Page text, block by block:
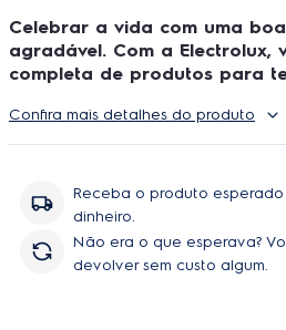
Celebrar a vida com uma
agradável. Com a Electrolux,
completa de produtos para
sua casa.
Integrados Electrolux
celebrações em casa sejam
ele, você ganha mais
a sua bebida preferida.
Confira mais detalhes do produto
Receba o produto
dinheiro.
Não era o que esperava?
devolver sem custo algum.